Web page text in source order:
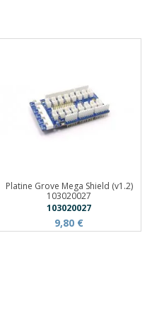
Platine Grove Mega Shield (v1.2)
103020027
103020027
9,80 €